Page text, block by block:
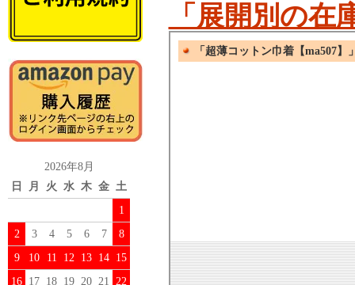
2026年8月
日
月 火 水 木 金 土
1
2
3 4 5 6 7
8
9
10 11 12 13 14 15
16 17 18 19 20 21 22
「展開別の在